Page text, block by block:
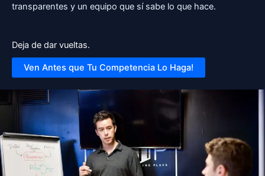
transparentes y un equipo que sí sabe lo que hace.
Deja de dar vueltas.
Ven Antes que Tu Competencia Lo Haga!